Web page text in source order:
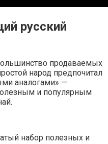
русский
продаваемых
народ предпочитал
аналогами» —
и популярным
набор полезных и